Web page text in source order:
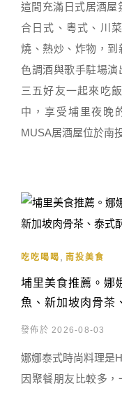
這間充滿日式居酒屋
合日式、粵式、川
燒、熱炒、炸物，
色調酒與歌手駐場
三五好友一起來吃
中，享受埔里夜晚
MUSA居酒屋位於南
吃吃喝喝 南投美食
埔里美食推薦。娜
魚、新加坡肉骨茶
發佈於 2026-08-03
娜娜泰式時尚料理是
因聚餐朋友比較多